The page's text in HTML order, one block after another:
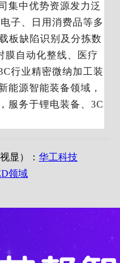
集中优势资源发力泛
子、日用消费品等多
板缺陷识别及分拣数
膜自动化整线、医疗
行业精密微纳加工装
能源智能装备领域，
服务于锂电装备、3C
显）： 华工科技
领域